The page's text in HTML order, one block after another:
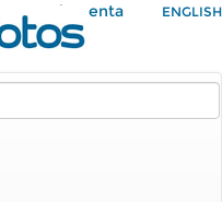
Mi Cuenta ENGLISH